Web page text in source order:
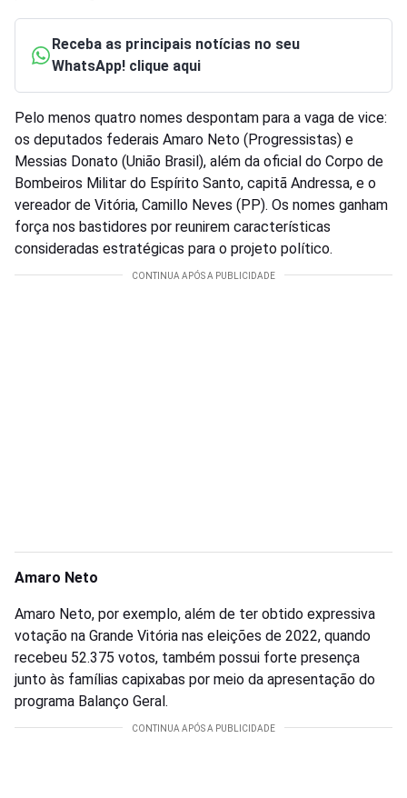
Receba as principais notícias no seu
WhatsApp! clique aqui
Pelo menos quatro nomes despontam para a vaga de vice:
os deputados federais Amaro Neto (Progressistas) e
Messias Donato (União Brasil), além da oficial do Corpo de
Bombeiros Militar do Espírito Santo, capitã Andressa, e o
vereador de Vitória, Camillo Neves (PP). Os nomes ganham
força nos bastidores por reunirem características
consideradas estratégicas para o projeto político.
Amaro Neto
Amaro Neto, por exemplo, além de ter obtido expressiva
votação na Grande Vitória nas eleições de 2022, quando
recebeu 52.375 votos, também possui forte presença
junto às famílias capixabas por meio da apresentação do
programa Balanço Geral.